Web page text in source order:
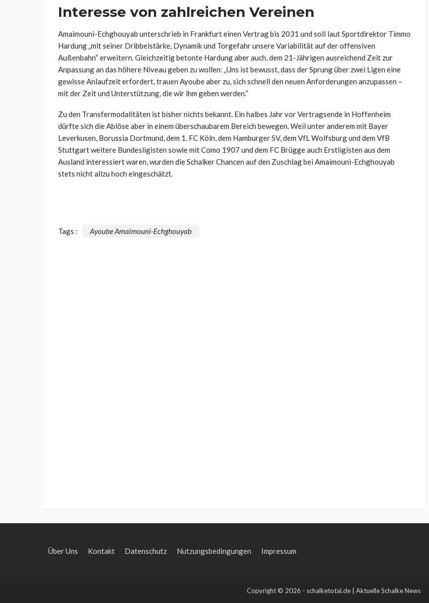
Interesse von zahlreichen Vereinen
Amaimouni-Echghouyab unterschrieb in Frankfurt einen Vertrag bis 2031 und soll laut Sportdirektor Timmo
Hardung „mit seiner Dribbelstärke, Dynamik und Torgefahr unsere Variabilität auf der offensiven
Außenbahn“ erweitern. Gleichzeitig betonte Hardung aber auch, dem 21-Jährigen ausreichend Zeit zur
Anpassung an das höhere Niveau geben zu wollen: „Uns ist bewusst, dass der Sprung über zwei Ligen eine
gewisse Anlaufzeit erfordert, trauen Ayoube aber zu, sich schnell den neuen Anforderungen anzupassen –
mit der Zeit und Unterstützung, die wir ihm geben werden.“
Zu den Transfermodalitäten ist bisher nichts bekannt. Ein halbes Jahr vor Vertragsende in Hoffenheim
dürfte sich die Ablöse aber in einem überschaubarem Bereich bewegen. Weil unter anderem mit Bayer
Leverkusen, Borussia Dortmund, dem 1. FC Köln, dem Hamburger SV, dem VfL Wolfsburg und dem VfB
Stuttgart weitere Bundesligisten sowie mit Como 1907 und dem FC Brügge auch Erstligisten aus dem
Ausland interessiert waren, wurden die Schalker Chancen auf den Zuschlag bei Amaimouni-Echghouyab
stets nicht allzu hoch eingeschätzt.
Tags : Ayoube Amaimouni-Echghouyab
Über Uns Kontakt Datenschutz Nutzungsbedingungen Impressum
Copyright © 2026 - schalketotal.de | Aktuelle Schalke News